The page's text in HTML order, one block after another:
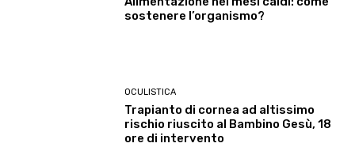
sostenere l’organismo?
OCULISTICA
Trapianto di cornea ad altissimo
rischio riuscito al Bambino Gesù, 18
ore di intervento